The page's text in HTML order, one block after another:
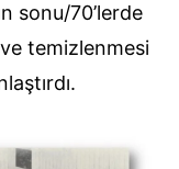
sonu/70’lerde
temizlenmesi